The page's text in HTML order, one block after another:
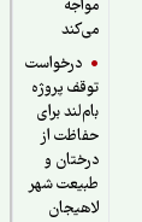
درخواست
توقف پروژه
بام‌لند برای
حفاظت از
درختان و
طبیعت شهر
لاهیجان